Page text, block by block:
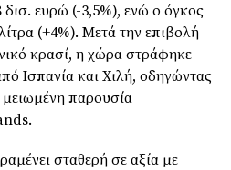
δισ. ευρώ (-3,5%), ενώ ο όγκος
(+4%). Μετά την επιβολή
κρασί, η χώρα στράφηκε
Ισπανία και Χιλή, οδηγώντας
παρουσία
σταθερή σε αξία με